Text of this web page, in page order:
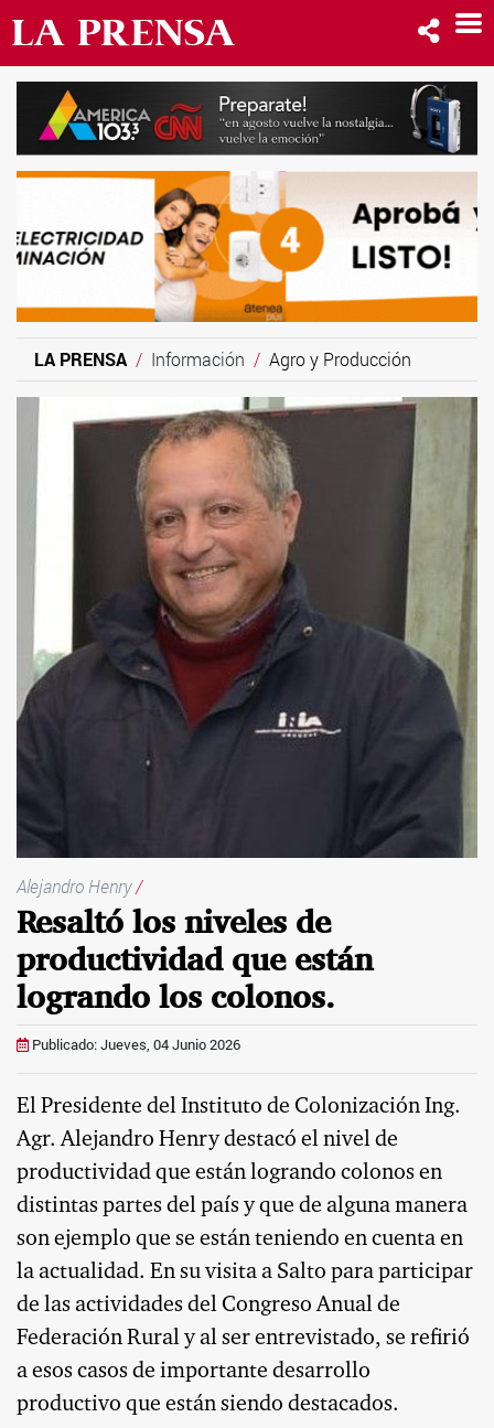
LA PRENSA Información Agro y Producción
Alejandro Henry/
Resaltó los niveles de
productividad que están
logrando los colonos.
Publicado: Jueves, 04 Junio 2026
El Presidente del Instituto de Colonización Ing.
Agr. Alejandro Henry destacó el nivel de
productividad que están logrando colonos en
distintas partes del país y que de alguna manera
son ejemplo que se están teniendo en cuenta en
la actualidad. En su visita a Salto para participar
de las actividades del Congreso Anual de
Federación Rural y al ser entrevistado, se refirió
a esos casos de importante desarrollo
productivo que están siendo destacados.